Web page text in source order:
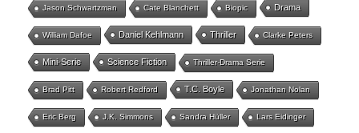
Jason Schwartzman Cate Blanchett Biopic Drama
William Dafoe Daniel Kehlmann Thriller Clarke Peters
Mini-Serie Science Fiction Thriller-Drama Serie
Brad Pitt Robert Redford T.C. Boyle Jonathan Nolan
Eric Berg J.K. Simmons Sandra Hüller Lars Eidinger